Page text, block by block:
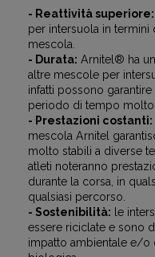
- Reattività superiore:
per intersuola in termini
mescola.
- Durata: Arnitel® ha
altre mescole per
infatti possono
periodo di tempo molto
- Prestazioni costanti:
mescola Arnitel
molto stabili a diverse
atleti noteranno
durante la corsa, in
qualsiasi percorso.
- Sostenibilità: le
essere riciclate e sono
impatto ambientale e/o